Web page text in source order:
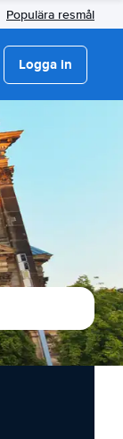
Populära resmål
Logga in